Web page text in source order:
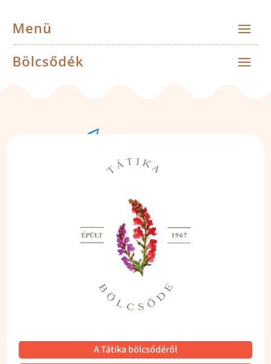
A Tátika bölcsődéről